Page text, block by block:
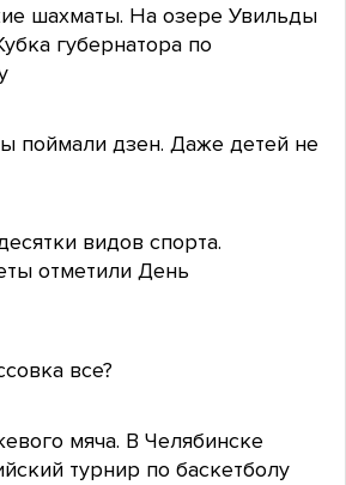
шахматы. На озере Увильды
губернатора по
поймали дзен. Даже детей не
видов спорта.
отметили День
все?
мяча. В Челябинске
турнир по баскетболу